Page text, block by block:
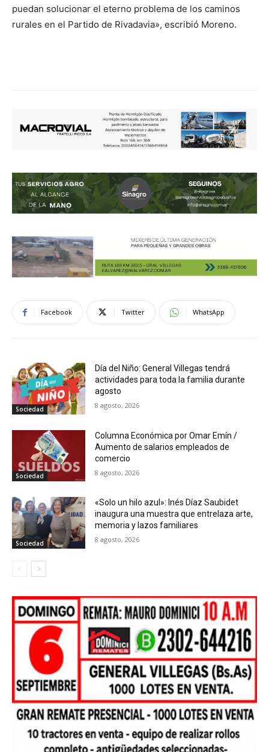
puedan solucionar el eterno problema de los caminos
rurales en el Partido de Rivadavia», escribió Moreno.
Facebook Twitter WhatsApp
Sociedad
Día del Niño: General Villegas tendrá
actividades para toda la familia durante
agosto
8 agosto, 2026
Sociedad
Columna Económica por Omar Emín /
Aumento de salarios empleados de
comercio
8 agosto, 2026
Sociedad
«Solo un hilo azul»: Inés Díaz Saubidet
inaugura una muestra que entrelaza arte,
memoria y lazos familiares
8 agosto, 2026